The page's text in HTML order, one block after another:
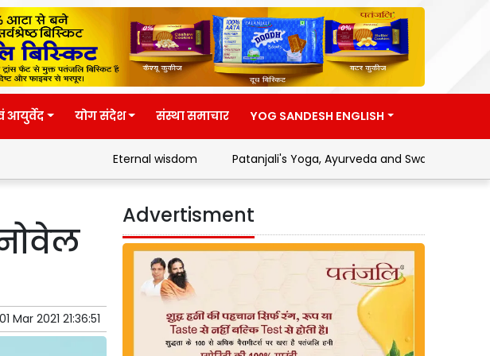
आयुर्वेद योग संदेश संस्था समाचार YOG SANDESH ENGLISH
Eternal wisdom Patanjali's Yoga, Ayurveda and Swadeshi Movement
01 Mar 2021 21:36:51
Advertisment